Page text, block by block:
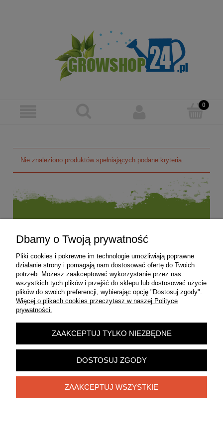
Nie znaleziono produktów spełniających podane kryteria.
Płatności i dostawa
Informacje
Zadzwoń do nas!572 313 145
POKAŻ PEŁNĄ WERSJĘ STRONY
Sklep internetowy Shoper.pl
Dbamy o Twoją prywatność
Pliki cookies i pokrewne im technologie umożliwiają poprawne
działanie strony i pomagają nam dostosować ofertę do Twoich
potrzeb. Możesz zaakceptować wykorzystanie przez nas
wszystkich tych plików i przejść do sklepu lub dostosować użycie
plików do swoich preferencji, wybierając opcję "Dostosuj zgody".
Więcej o plikach cookies przeczytasz w naszej Polityce
prywatności.
ZAAKCEPTUJ TYLKO NIEZBĘDNE
DOSTOSUJ ZGODY
ZAAKCEPTUJ WSZYSTKIE